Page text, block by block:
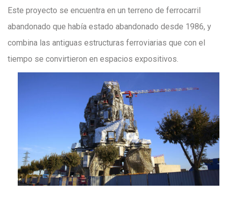
Este proyecto se encuentra en un terreno de ferrocarril
abandonado que había estado abandonado desde 1986, y
combina las antiguas estructuras ferroviarias que con el
tiempo se convirtieron en espacios expositivos.